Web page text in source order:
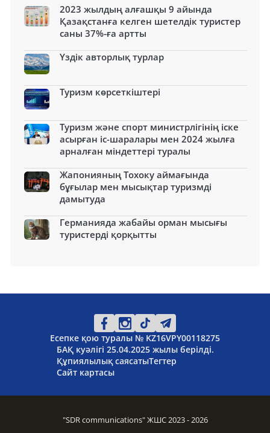
2023 жылдың алғашқы 9 айында
Қазақстанға келген шетелдік туристер
саны 37%-ға артты
Үздік авторлық турлар
Туризм көрсеткіштері
Туризм және спорт министрлігінің іске
асырған іс-шаралары мен 2024 жылға
арналған міндеттері туралы
Жапонияның Тохоку аймағында
бұғылар мен мысықтар туризмді
дамытуда
Германияда жабайы орман мысығы
туристерді қорқытты
Есепке қою туралы № KZ16VPY00118275
БАҚ куәлігі 25.04.2025 жылы берілді.
Құпиялылық саясатыТегтер
Сайт картасы
"SDR communications" ЖШС 2023 - 2026